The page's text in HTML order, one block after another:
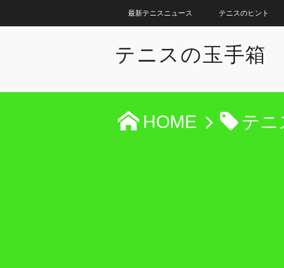
最新テニスニュース テニスのヒント
テニスの玉手箱
HOME テニ